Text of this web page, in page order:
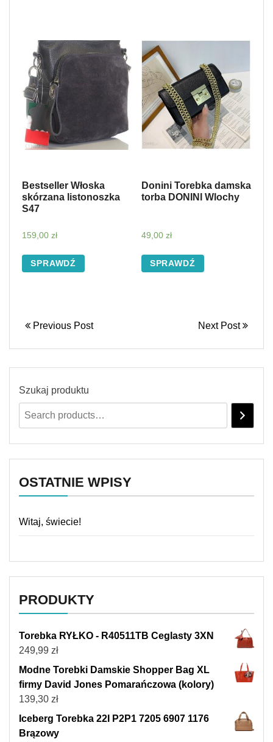
Bestseller Włoska
skórzana listonoszka
S47
159,00 zł
SPRAWDŹ
Donini Torebka damska
torba DONINI Wlochy
49,00 zł
SPRAWDŹ
Previous Post Next Post
Szukaj produktu
OSTATNIE WPISY
Witaj, świecie!
PRODUKTY
Torebka RYŁKO - R40511TB Ceglasty 3XN
249,99 zł
Modne Torebki Damskie Shopper Bag XL
firmy David Jones Pomarańczowa (kolory)
139,30 zł
Iceberg Torebka 22I P2P1 7205 6907 1176
Brązowy